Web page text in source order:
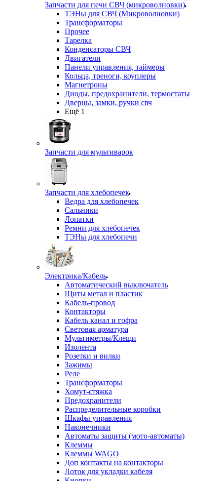
Запчасти для печи СВЧ (микроволновки)
ТЭНы для СВЧ (Микроволновки)
Трансформаторы
Прочее
Тарелка
Конденсаторы СВЧ
Двигатели
Панели управления, таймеры
Кольца, треноги, коуплеры
Магнетроны
Диоды, предохранители, термостаты
Дверцы, замки, ручки свч
Ещё 1
Запчасти для мультиварок
Запчасти для хлебопечек
Ведра для хлебопечек
Сальники
Лопатки
Ремни для хлебопечек
ТЭНы для хлебопечи
Электрика/Кабель
Автоматический выключатель
Щиты метал и пластик
Кабель-провод
Контакторы
Кабель канал и гофра
Световая арматура
Мультиметры/Клещи
Изолента
Розетки и вилки
Зажимы
Реле
Трансформаторы
Хомут-стяжка
Предохранители
Распределительные коробки
Шкафы управления
Наконечники
Автоматы защиты (мото-автоматы)
Клеммы
Клеммы WAGO
Доп контакты на контакторы
Лоток для укладки кабеля